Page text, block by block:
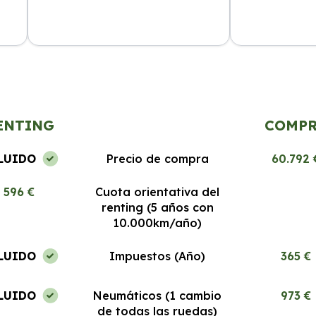
Precio de compra 60.792
596 €
Cuota orientativa del
renting (5 años con
10.000km/año)
Impuestos (Año) 365 €
Neumáticos (1 cambio
de todas las ruedas)
973 €